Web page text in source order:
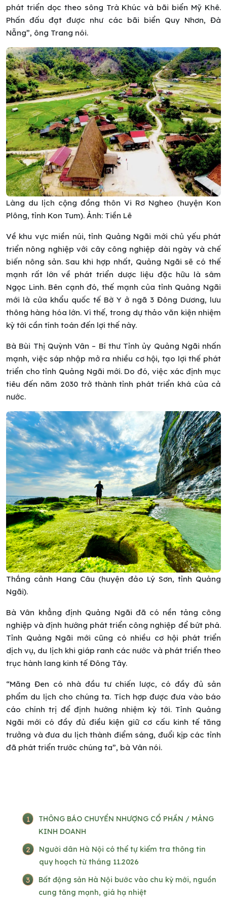
phát triển dọc theo sông Trà Khúc và bãi biển Mỹ Khê.
Phấn đấu đạt được như các bãi biển Quy Nhơn, Đà
Nẵng”, ông Trang nói.
Làng du lịch cộng đồng thôn Vi Rơ Ngheo (huyện Kon
Plông, tỉnh Kon Tum). Ảnh: Tiền Lê
Về khu vực miền núi, tỉnh Quảng Ngãi mới chủ yếu phát
triển nông nghiệp với cây công nghiệp dài ngày và chế
biến nông sản. Sau khi hợp nhất, Quảng Ngãi sẽ có thế
mạnh rất lớn về phát triển dược liệu đặc hữu là sâm
Ngọc Linh. Bên cạnh đó, thế mạnh của tỉnh Quảng Ngãi
mới là cửa khẩu quốc tế Bờ Y ở ngã 3 Đông Dương, lưu
thông hàng hóa lớn. Vì thế, trong dự thảo văn kiện nhiệm
kỳ tới cần tính toán đến lợi thế này.
Bà Bùi Thị Quỳnh Vân – Bí thư Tỉnh ủy Quảng Ngãi nhấn
mạnh, việc sáp nhập mở ra nhiều cơ hội, tạo lợi thế phát
triển cho tỉnh Quảng Ngãi mới. Do đó, việc xác định mục
tiêu đến năm 2030 trở thành tỉnh phát triển khá của cả
nước.
Thắng cảnh Hang Câu (huyện đảo Lý Sơn, tỉnh Quảng
Ngãi).
Bà Vân khẳng định Quảng Ngãi đã có nền tảng công
nghiệp và định hướng phát triển công nghiệp để bứt phá.
Tỉnh Quảng Ngãi mới cũng có nhiều cơ hội phát triển
dịch vụ, du lịch khi giáp ranh các nước và phát triển theo
trục hành lang kinh tế Đông Tây.
“Măng Đen có nhà đầu tư chiến lược, có đầy đủ sản
phẩm du lịch cho chúng ta. Tích hợp được đưa vào báo
cáo chính trị để định hướng nhiệm kỳ tới. Tỉnh Quảng
Ngãi mới có đầy đủ điều kiện giữ cơ cấu kinh tế tăng
trưởng và đưa du lịch thành điểm sáng, đuổi kịp các tỉnh
đã phát triển trước chúng ta”, bà Vân nói.
1
THÔNG BÁO CHUYỂN NHƯỢNG CỔ PHẦN / MẢNG
KINH DOANH
2
Người dân Hà Nội có thể tự kiểm tra thông tin
quy hoạch từ tháng 11.2026
3
Bất động sản Hà Nội bước vào chu kỳ mới, nguồn
cung tăng mạnh, giá hạ nhiệt